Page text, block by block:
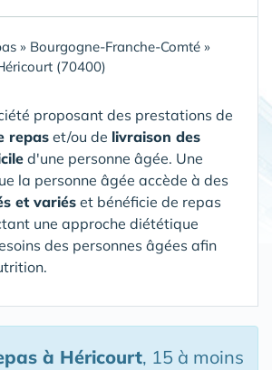
» Bourgogne-Franche-Comté »
(70400)
proposant des prestations de
repas et/ou de livraison des
d'une personne âgée. Une
la personne âgée accède à des
et variés et bénéficie de repas
une approche diététique
des personnes âgées afin
à Héricourt, 15 à moins